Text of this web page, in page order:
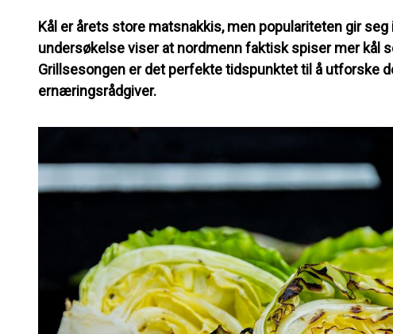
Kål er årets store matsnakkis, men populariteten gir seg
undersøkelse viser at nordmenn faktisk spiser mer kål
Grillsesongen er det perfekte tidspunktet til å utforske
ernæringsrådgiver.